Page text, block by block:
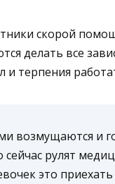
скорой
делать все
и терпения
возмущаются и
рулят
это